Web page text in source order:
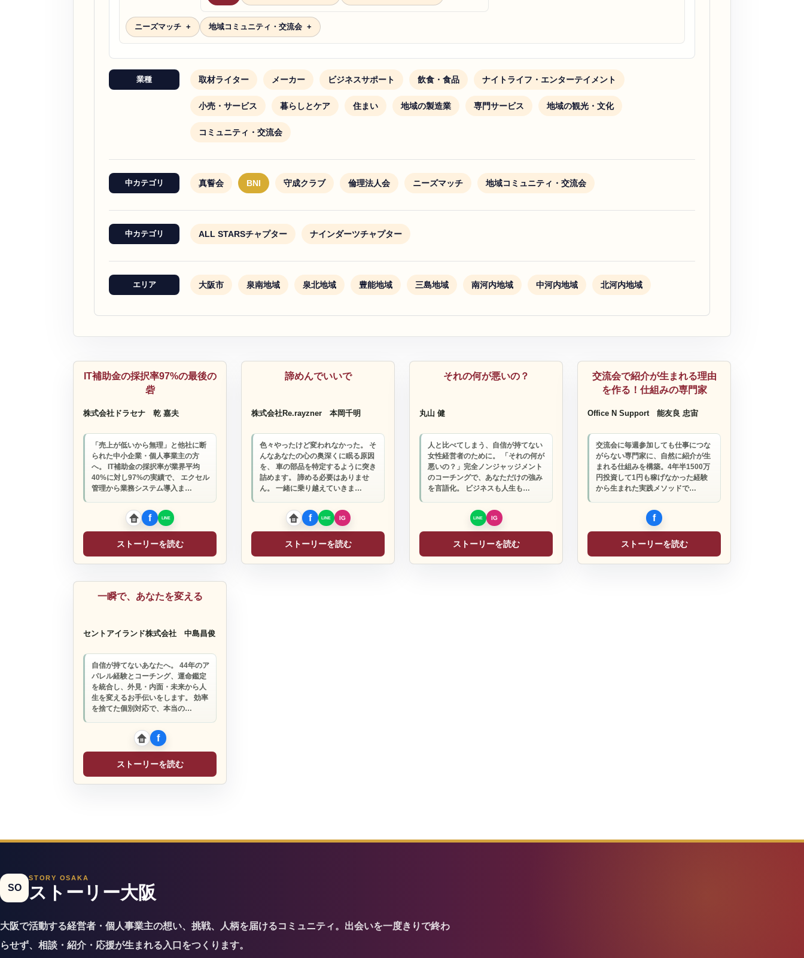
ニーズマッチ 地域コミュニティ・交流会
業種 取材ライター メーカー ビジネスサポート 飲食・食品 ナイトライフ・エンターテイメント
小売・サービス 暮らしとケア 住まい 地域の製造業 専門サービス 地域の観光・文化
コミュニティ・交流会
中カテゴリ 真誓会 BNI 守成クラブ 倫理法人会 ニーズマッチ 地域コミュニティ・交流会
中カテゴリ ALL STARSチャプター ナインダーツチャプター
エリア 大阪市 泉南地域 泉北地域 豊能地域 三島地域 南河内地域 中河内地域 北河内地域
IT補助金の採択率97%の最後の
砦
株式会社ドラセナ 乾 嘉夫
「売上が低いから無理」と他社に断
られた中小企業・個人事業主の方
へ。 IT補助金の採択率が業界平均
40%に対し97%の実績で、 エクセル
管理から業務システム導入ま…
ストーリーを読む
諦めんでいいで
株式会社Re.rayzner 本岡千明
色々やったけど変われなかった。 そ
んなあなたの心の奥深くに眠る原因
を、 車の部品を特定するように突き
詰めます。 諦める必要はありませ
ん。 一緒に乗り越えていきま…
ストーリーを読む
それの何が悪いの？
丸山 健
人と比べてしまう、自信が持てない
女性経営者のために。 「それの何が
悪いの？」完全ノンジャッジメント
のコーチングで、あなただけの強み
を言語化。 ビジネスも人生も…
ストーリーを読む
交流会で紹介が生まれる理由
を作る！仕組みの専門家
Office N Support 能友良 忠宙
交流会に毎週参加しても仕事につな
がらない専門家に、自然に紹介が生
まれる仕組みを構築。4年半1500万
円投資して1円も稼げなかった経験
から生まれた実践メソッドで…
ストーリーを読む
一瞬で、あなたを変える
セントアイランド株式会社 中島昌俊
自信が持てないあなたへ。 44年のア
パレル経験とコーチング、運命鑑定
を統合し、外見・内面・未来から人
生を変えるお手伝いをします。 効率
を捨てた個別対応で、本当の…
ストーリーを読む
SO
STORY OSAKA
ストーリー大阪
大阪で活動する経営者・個人事業主の想い、挑戦、人柄を届けるコミュニティ。出会いを一度きりで終わ
らせず、相談・紹介・応援が生まれる入口をつくります。